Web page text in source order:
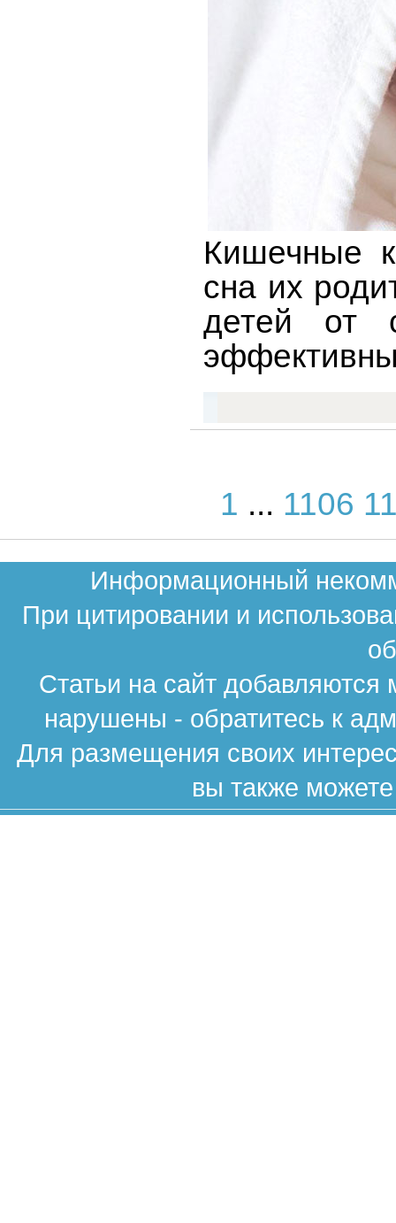
Кишечные
сна их
детей от
1 ... 1106
Информационный
При цитировании и
Статьи на сайт
нарушены - обратитесь к
Для размещения своих
вы также